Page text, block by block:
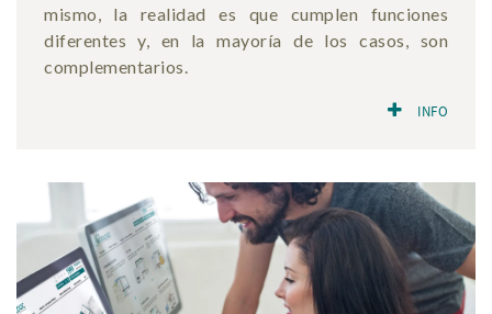
mismo, la realidad es que cumplen funciones
diferentes y, en la mayoría de los casos, son
complementarios.
INFO